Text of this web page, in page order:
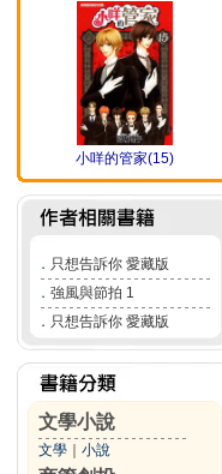
小咩的管家(15)
． 只想告訴你 愛藏版
． 強風與節拍 1
． 只想告訴你 愛藏版
文學小說
文學 小說